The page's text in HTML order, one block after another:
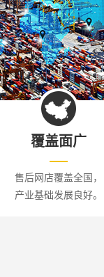
覆盖面广
售后网店覆盖全国，
产业基础发展良好。